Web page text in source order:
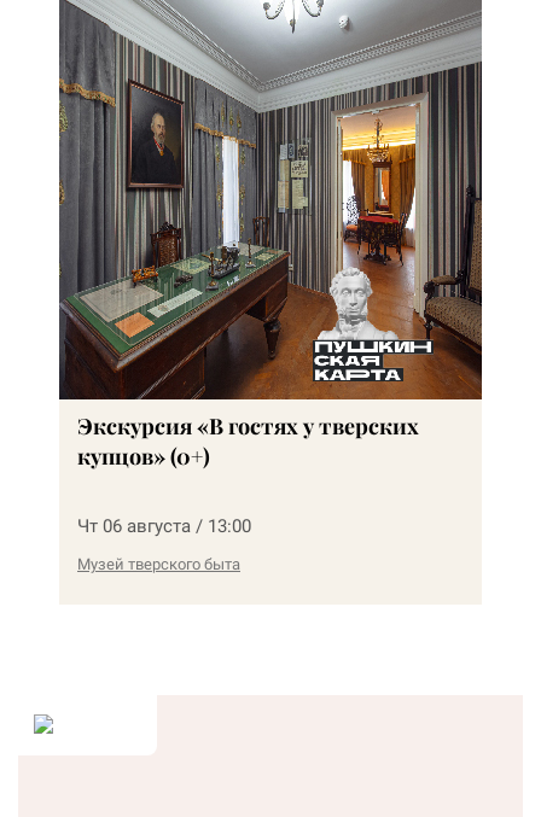
Экскурсия «В гостях у тверских
купцов» (0+)
Чт 06 августа / 13:00
Музей тверского быта